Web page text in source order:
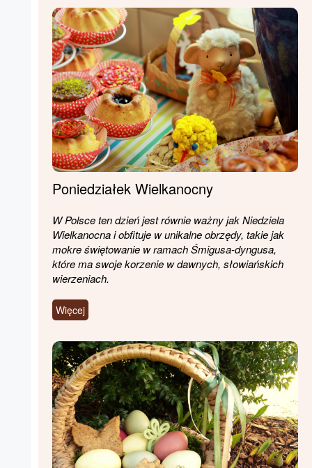
Poniedziałek Wielkanocny
W Polsce ten dzień jest równie ważny jak Niedziela
Wielkanocna i obfituje w unikalne obrzędy, takie jak
mokre świętowanie w ramach Śmigusa-dyngusa,
które ma swoje korzenie w dawnych, słowiańskich
wierzeniach.
Więcej